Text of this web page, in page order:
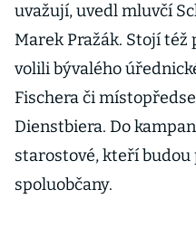
uvažují, uvedl mluvčí
Marek Pražák. Stojí též
volili bývalého
Fischera či
Dienstbiera. Do
starostové, kteří budou
spoluobčany.